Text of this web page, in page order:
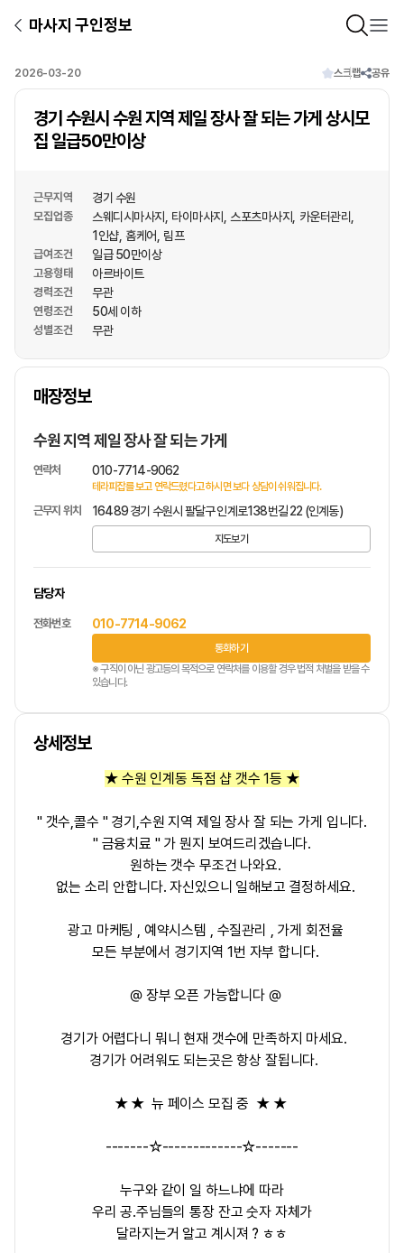
마사지 구인정보
2026-03-20 스크랩 공유
경기 수원시 수원 지역 제일 장사 잘 되는 가게 상시모
집 일급50만이상
근무지역 경기 수원
모집업종 스웨디시마사지 타이마사지 스포츠마사지
카운터관리
1인샵 홈케어 림프
급여조건 일급 50만이상
고용형태 아르바이트
경력조건 무관
연령조건 50세 이하
성별조건 무관
매장정보
상호명
수원 지역 제일 장사 잘 되는 가게
연락처 010-7714-9062
테라피잡를 보고 연락드렸다고 하시면 보다 상담이 쉬워집니다.
근무지 위치 16489 경기 수원시 팔달구 인계로138번길 22 (인계동)
지도보기
담당자
전화번호 010-7714-9062
통화하기
※ 구직이 아닌 광고등의 목적으로 연락처를 이용할 경우 법적 처벌을 받을 수
있습니다.
상세정보
★ 수원 인계동 독점 샵 갯수 1등 ★
" 갯수,콜수 " 경기,수원 지역 제일 장사 잘 되는 가게 입니다.
" 금융치료 " 가 뭔지 보여드리겠습니다.
원하는 갯수 무조건 나와요.
없는 소리 안합니다. 자신있으니 일해보고 결정하세요.
광고 마케팅 , 예약시스템 , 수질관리 , 가게 회전율
모든 부분에서 경기지역 1번 자부 합니다.
@ 장부 오픈 가능합니다 @
경기가 어렵다니 뭐니 현재 갯수에 만족하지 마세요.
경기가 어려워도 되는곳은 항상 잘됩니다.
★ ★ 뉴 페이스 모집 중 ★ ★
-------☆-------------☆-------
누구와 같이 일 하느냐에 따라
우리 공.주님들의 통장 잔고 숫자 자체가
달라지는거 알고 계시져 ? ㅎㅎ